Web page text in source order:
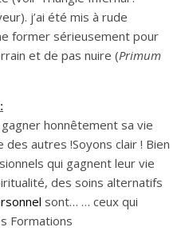
j’ai été mis à rude
former sérieusement pour
et de pas nuire (Primum
honnêtement sa vie
autres !Soyons clair ! Bien
qui gagnent leur vie
des soins alternatifs
sont… … ceux qui
Formations